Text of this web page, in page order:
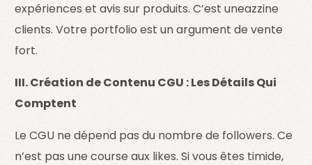
expériences et avis sur produits. C’est uneazzine
clients. Votre portfolio est un argument de vente
fort.
III. Création de Contenu CGU : Les Détails Qui
Comptent
Le CGU ne dépend pas du nombre de followers. Ce
n’est pas une course aux likes. Si vous êtes timide,